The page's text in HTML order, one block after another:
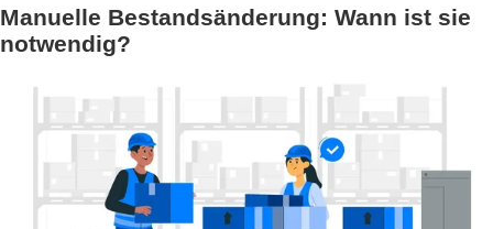
Manuelle Bestandsänderung: Wann ist sie
notwendig?